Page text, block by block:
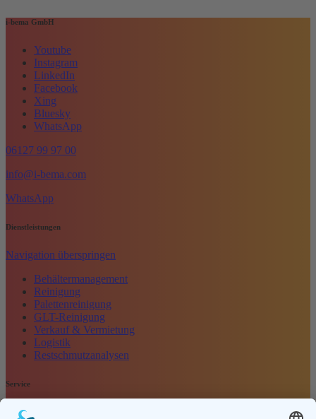
i-bema GmbH
Youtube
Instagram
LinkedIn
Facebook
Xing
Bluesky
WhatsApp
06127 99 97 00
info@i-bema.com
WhatsApp
Dienstleistungen
Navigation überspringen
Behältermanagement
Reinigung
Palettenreinigung
GLT-Reinigung
Verkauf & Vermietung
Logistik
Restschmutzanalysen
Service
Navigation überspringen